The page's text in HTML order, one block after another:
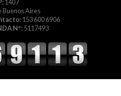
1407
Buenos Aires
153 600 6906
Nº:5117493